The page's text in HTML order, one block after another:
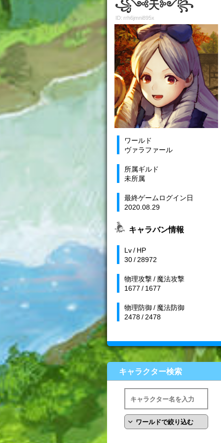
꧁༺天༻꧂
ID: rrh6jmni895x
ワールド
ヴァラファール
所属ギルド
未所属
最終ゲームログイン日
2020.08.29
キャラバン情報
Lv / HP
30 / 28972
物理攻撃 / 魔法攻撃
1677 / 1677
物理防御 / 魔法防御
2478 / 2478
キャラクター検索